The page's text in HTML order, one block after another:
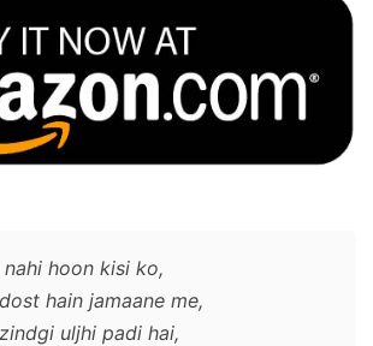
hoon kisi ko,
hain jamaane me,
uljhi padi hai,